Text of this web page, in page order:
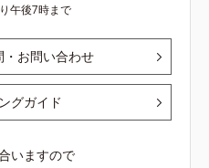
午後7時まで
・お問い合わせ
グガイド
いますので